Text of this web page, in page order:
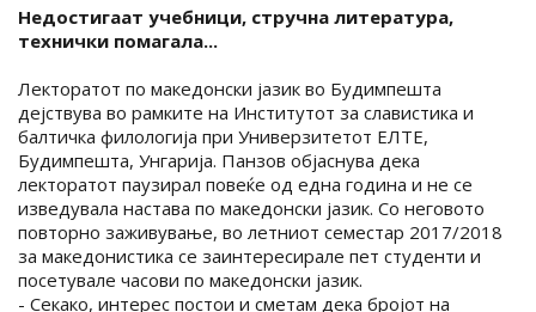
Недостигаат учебници, стручна литература,
технички помагала...
Лекторатот по македонски јазик во Будимпешта
дејствува во рамките на Институтот за славистика и
балтичка филологија при Универзитетот ЕЛТЕ,
Будимпешта, Унгарија. Панзов објаснува дека
лекторатот паузирал повеќе од една година и не се
изведувала настава по македонски јазик. Со неговото
повторно заживување, во летниот семестар 2017/2018
за македонистика се заинтересирале пет студенти и
посетувале часови по македонски јазик.
- Секако, интерес постои и сметам дека бројот на